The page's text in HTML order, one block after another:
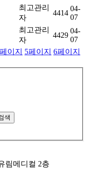
최고관리
자
4414
04-
07
최고관리
자
4429
04-
07
페이지 5페이지 6페이지
색
림메디컬 2층